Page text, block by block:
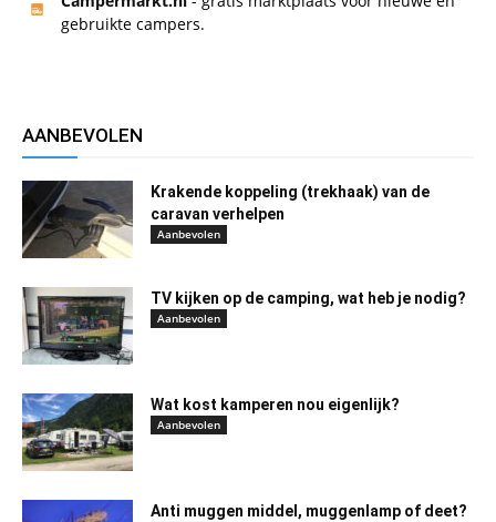
gebruikte campers.
AANBEVOLEN
Krakende koppeling (trekhaak) van de
caravan verhelpen
Aanbevolen
TV kijken op de camping, wat heb je nodig?
Aanbevolen
Wat kost kamperen nou eigenlijk?
Aanbevolen
Anti muggen middel, muggenlamp of deet?